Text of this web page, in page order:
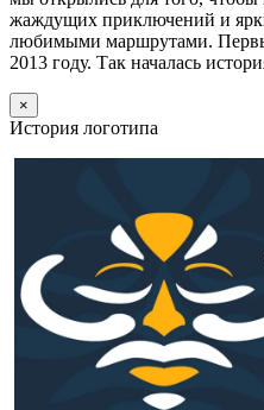
жаждущих приключений и
любимыми маршрутами.
2013 году. Так началась
×
История логотипа